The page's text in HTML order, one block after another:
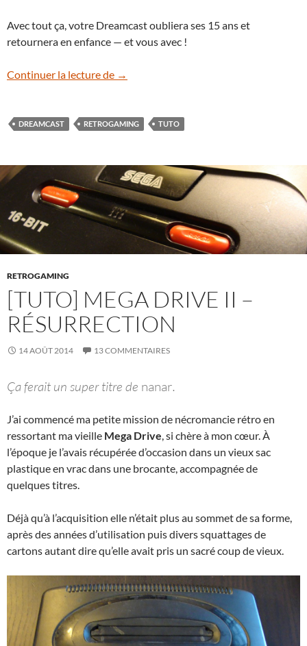
Avec tout ça, votre Dreamcast oubliera ses 15 ans et
retournera en enfance — et vous avec !
Continuer la lecture de [Tuto] Dreamcast – Remise à neuf
→
DREAMCAST RETROGAMING TUTO
RETROGAMING
[TUTO] MEGA DRIVE II –
RÉSURRECTION
14 AOÛT 2014 13 COMMENTAIRES
Ça ferait un super titre de nanar.
J’ai commencé ma petite mission de nécromancie rétro en
ressortant ma vieille Mega Drive , si chère à mon cœur. À
l’époque je l’avais récupérée d’occasion dans un vieux sac
plastique en vrac dans une brocante, accompagnée de
quelques titres.
Déjà qu’à l’acquisition elle n’était plus au sommet de sa forme,
après des années d’utilisation puis divers squattages de
cartons autant dire qu’elle avait pris un sacré coup de vieux.